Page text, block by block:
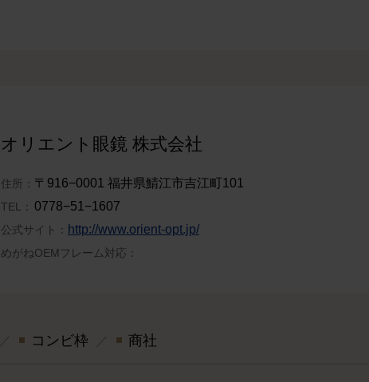
オリエント眼鏡 株式会社
住所： 〒916−0001 福井県鯖江市吉江町101
TEL： 0778−51−1607
公式サイト： http://www.orient-opt.jp/
めがねOEMフレーム対応：
コンビ枠 商社